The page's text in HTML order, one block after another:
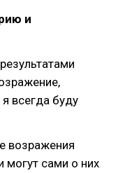
и
всегда буду
возражения
могут сами о них